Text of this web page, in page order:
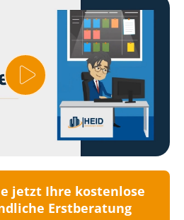
jetzt Ihre kostenlose
Erstberatung